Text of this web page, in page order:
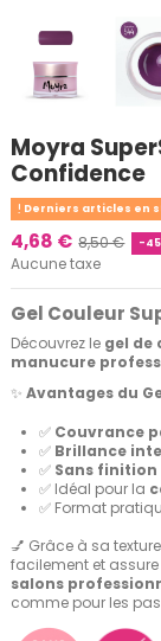
Moyra
Confidence
Derniers articles en
4,68 € 8,50 € -
Aucune taxe
Gel Couleur
Découvrez le gel de
manucure
✨ Avantages du
✅ Couvrance
✅ Brillance
✅ Sans finition
✅ Idéal pour la
✅ Format
💅 Grâce à sa
facilement et
salons
comme pour les